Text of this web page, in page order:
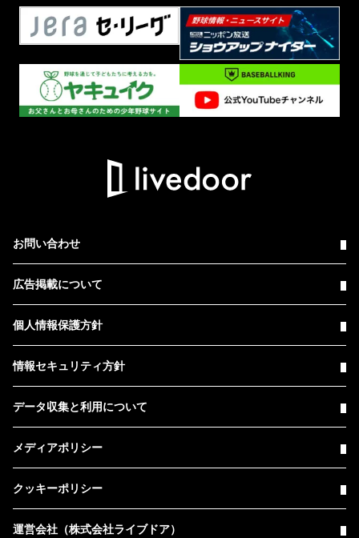
お問い合わせ
広告掲載について
個人情報保護方針
情報セキュリティ方針
データ収集と利用について
メディアポリシー
クッキーポリシー
運営会社（株式会社ライブドア）